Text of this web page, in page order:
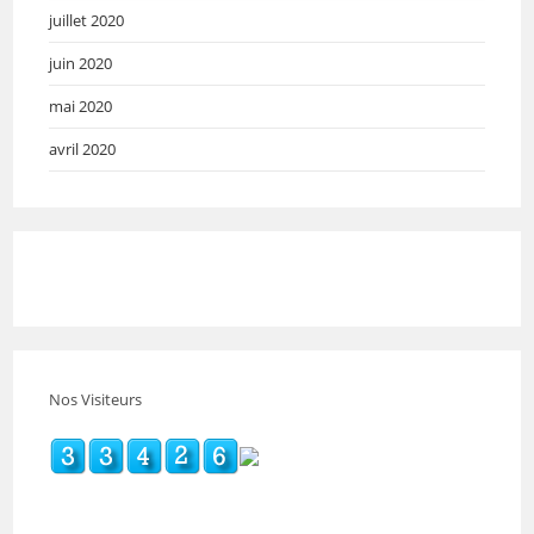
juillet 2020
juin 2020
mai 2020
avril 2020
Nos Visiteurs